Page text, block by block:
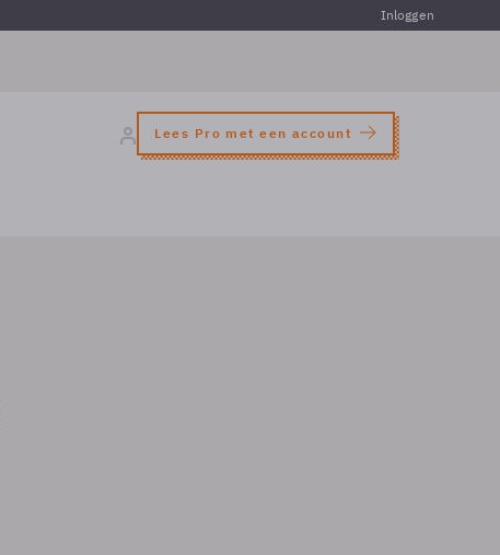
Inloggen
Lees Pro met een account